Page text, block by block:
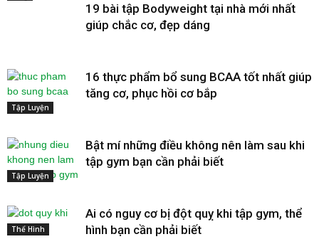
19 bài tập Bodyweight tại nhà mới nhất
giúp chắc cơ, đẹp dáng
Tập Luyện
16 thực phẩm bổ sung BCAA tốt nhất giúp
tăng cơ, phục hồi cơ bắp
Tập Luyện
Bật mí những điều không nên làm sau khi
tập gym bạn cần phải biết
Thể Hình
Ai có nguy cơ bị đột quỵ khi tập gym, thể
hình bạn cần phải biết